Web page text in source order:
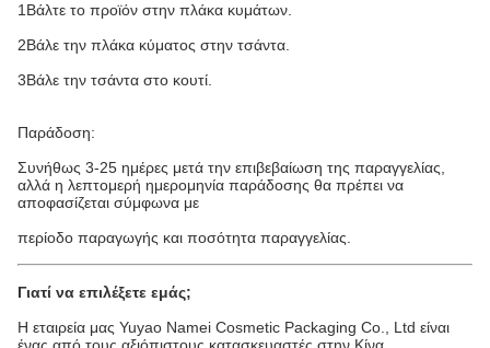
1Βάλτε το προϊόν στην πλάκα κυμάτων.
2Βάλε την πλάκα κύματος στην τσάντα.
3Βάλε την τσάντα στο κουτί.
Παράδοση:
Συνήθως 3-25 ημέρες μετά την επιβεβαίωση της παραγγελίας,
αλλά η λεπτομερή ημερομηνία παράδοσης θα πρέπει να
αποφασίζεται σύμφωνα με
περίοδο παραγωγής και ποσότητα παραγγελίας.
Γιατί να επιλέξετε εμάς;
Η εταιρεία μας Yuyao Namei Cosmetic Packaging Co., Ltd είναι